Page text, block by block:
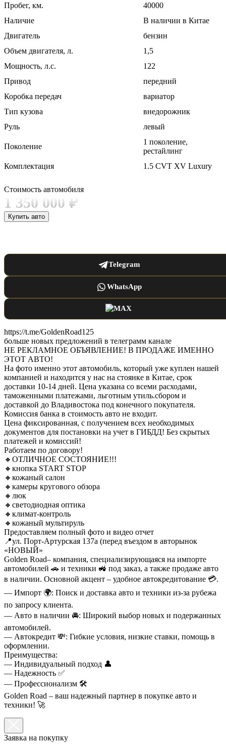
Пробег, км.
40000
Наличие
В наличии в Китае
Двигатель
бензин
Объем двигателя, л.
1,5
Мощность, л.с.
122
Привод
передний
Коробка передач
вариатор
Тип кузова
внедорожник
Руль
левый
Поколение
1 поколение,
рестайлинг
Комплектация
1.5 CVT XV Luxury
Стоимость автомобиля
1 350 000 ₽
Купить авто
Telegram
WhatsApp
MAX
https://t.me/GoldenRoad125
больше новых предложений в телеграмм канале
НЕ РЕКЛАМНОЕ ОБЪЯВЛЕНИЕ! В ПРОДАЖЕ ИМЕННО
ЭТОТ АВТО!
На фото именно этот автомобиль, который уже куплен нашей
компанией и находится у нас на стоянке в Китае, срок
доставки 10-14 дней. Цена указана со всеми расходами,
таможенными платежами, льготным утиль.сбором и
доставкой до Владивостока под конечного покупателя.
Комиссия банка в стоимость авто не входит.
Цена фиксированная, с получением всех необходимых
документов для постановки на учет в ГИБДД! Без скрытых
платежей и комиссий!
Работаем по договору!
🔸ОТЛИЧНОЕ СОСТОЯНИЕ!!!
🔸кнопка START STOP
🔸кожаный салон
🔸камеры кругового обзора
🔸люк
🔸светодиодная оптика
🔸климат-контроль
🔸кожаный мультируль
Предоставляем полный фото и видео отчет
📍ул. Порт-Артурская 137а (перед въездом в авторынок
«НОВЫЙ»
Golden Road– компания, специализирующаяся на импорте
автомобилей 🚗 и техники 🚜 под заказ, а также продаже авто
в наличии. Основной акцент – удобное автокредитование 💳.
— Импорт 🌍: Поиск и доставка авто и техники из-за рубежа
по запросу клиента.
— Авто в наличии 🚘: Широкий выбор новых и подержанных
автомобилей.
— Автокредит 💸: Гибкие условия, низкие ставки, помощь в
оформлении.
Преимущества:
— Индивидуальный подход 👤
— Надежность ✅
— Профессионализм 🛠️
Golden Road – ваш надежный партнер в покупке авто и
техники! 🚀
Заявка на покупку